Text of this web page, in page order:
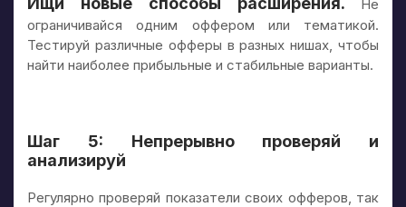
Не
ограничивайся одним оффером или тематикой.
Тестируй различные офферы в разных нишах, чтобы
найти наиболее прибыльные и стабильные варианты.
Шаг 5: Непрерывно проверяй и
анализируй
Регулярно проверяй показатели своих офферов, так